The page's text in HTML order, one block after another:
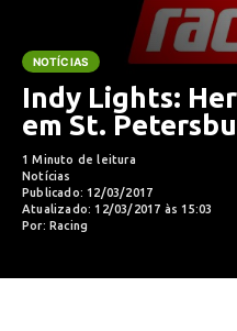
NOTÍCIAS
Indy Lights:
em St.
1 Minuto de leitura
Notícias
Publicado: 12/03/2017
Atualizado: 12/03/2017 às 15:03
Por: Racing